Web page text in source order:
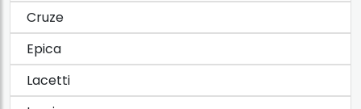
Cruze
Epica
Lacetti